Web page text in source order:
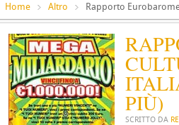
Home Altro Rapporto
PIÙ)
SCRITTO DA